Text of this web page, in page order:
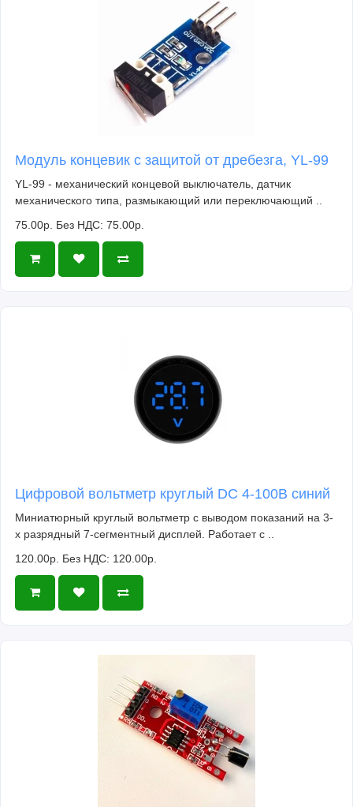
Износостойкость: 100000 циклов
Температура: -25°С +70°С
Габаритные размеры: 19х15.5х15 мм
Модуль концевик с защитой от дребезга, YL-99
YL-99 - механический концевой выключатель, датчик
механического типа, размыкающий или переключающий ..
75.00р. Без НДС: 75.00р.
Цифровой вольтметр круглый DC 4-100В синий
Миниатюрный круглый вольтметр с выводом показаний на 3-
х разрядный 7-сегментный дисплей. Работает с ..
120.00р. Без НДС: 120.00р.